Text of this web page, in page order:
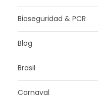
Bioseguridad & PCR
Blog
Brasil
Carnaval